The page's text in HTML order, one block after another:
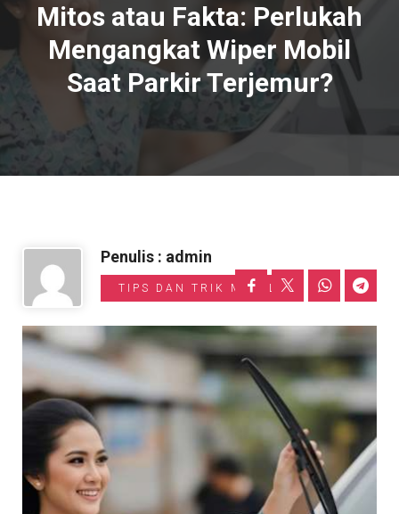
HatchBack
Comercial
Brosur Toyota
Social Media
Mitos atau Fakta: Perlukah
Mengangkat Wiper Mobil
Saat Parkir Terjemur?
Penulis : admin
TIPS DAN TRIK MOBIL